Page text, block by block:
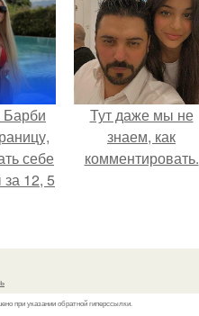
Барби
себе
за 12, 5
Тут даже мы не
знаем, как
комментировать.
при указании обратной гиперссылки.